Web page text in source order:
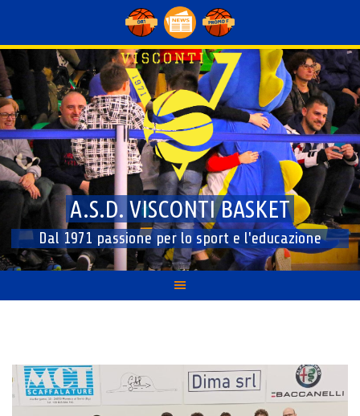
content
A.S.D. VISCONTI BASKET
Dal 1971 passione per lo sport e l'educazione